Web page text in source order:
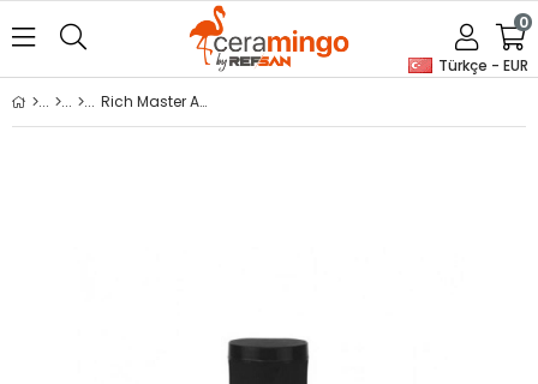
Türkçe - EUR
0
Rich Master Akrilik Boya - 2443 Floresan Sarı 120 ml